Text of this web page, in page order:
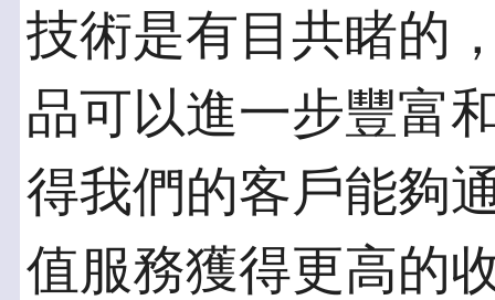
技術是有目共睹的
品可以進一步豐富
得我們的客戶能夠
值服務獲得更高的